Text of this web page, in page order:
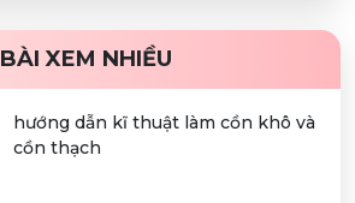
BÀI XEM NHIỀU
hướng dẫn kĩ thuật làm cồn khô và
cồn thạch